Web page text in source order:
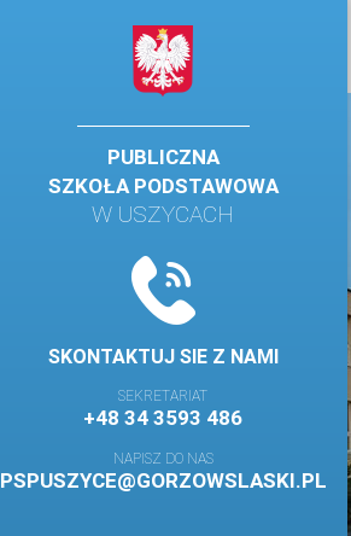
PUBLICZNA
SZKOŁA PODSTAWOWA
W USZYCACH
SKONTAKTUJ SIE Z NAMI
SEKRETARIAT
+48 34 3593 486
NAPISZ DO NAS
PSPUSZYCE@GORZOWSLASKI.PL